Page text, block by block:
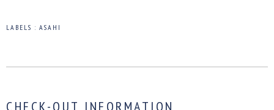
LABELS : ASAHI
CHECK-OUT INFORMATION